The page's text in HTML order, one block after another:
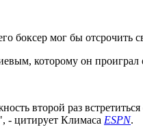
боксер мог бы отсрочить
которому он
второй раз
- цитирует Климаса ESPN.